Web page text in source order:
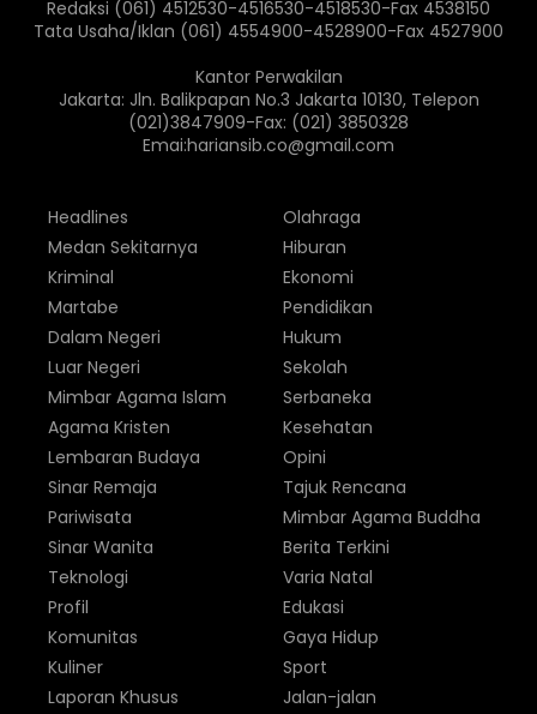
Redaksi (061) 4512530-4516530-4518530-Fax 4538150
Tata Usaha/Iklan (061) 4554900-4528900-Fax 4527900
Kantor Perwakilan
Jakarta: Jln. Balikpapan No.3 Jakarta 10130, Telepon
(021)3847909-Fax: (021) 3850328
Emai:hariansib.co@gmail.com
Headlines
Medan Sekitarnya
Kriminal
Martabe
Dalam Negeri
Luar Negeri
Olahraga
Hiburan
Ekonomi
Pendidikan
Hukum
Sekolah
Mimbar Agama Islam
Agama Kristen
Lembaran Budaya
Sinar Remaja
Pariwisata
Sinar Wanita
Serbaneka
Kesehatan
Opini
Tajuk Rencana
Mimbar Agama Buddha
Berita Terkini
Teknologi
Profil
Komunitas
Kuliner
Laporan Khusus
Varia Natal
Edukasi
Gaya Hidup
Sport
Jalan-jalan